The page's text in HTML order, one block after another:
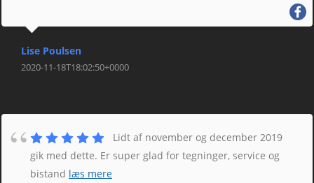
Lise Poulsen
2020-11-18T18:02:50+0000
Lidt af november og december 2019
gik med dette. Er super glad for tegninger, service og
bistand læs mere